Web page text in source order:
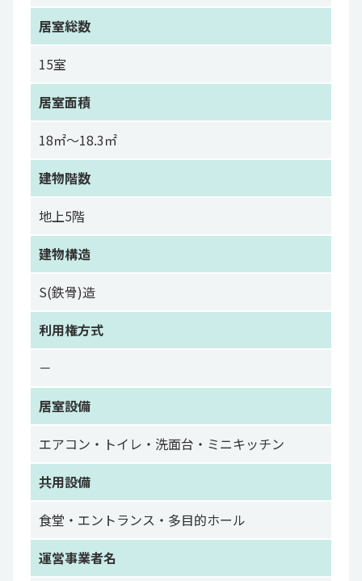
居室総数
15室
居室面積
18㎡～18.3㎡
建物階数
地上5階
建物構造
S(鉄骨)造
利用権方式
－
居室設備
エアコン・トイレ・洗面台・ミニキッチン
共用設備
食堂・エントランス・多目的ホール
運営事業者名